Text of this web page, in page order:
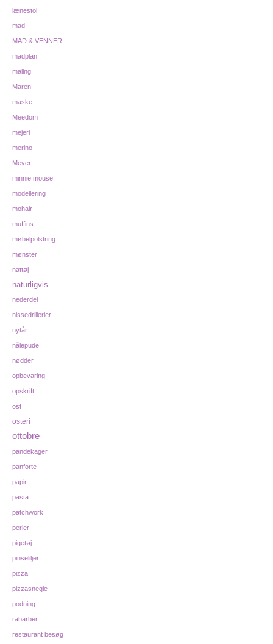
lænestol
mad
MAD & VENNER
madplan
maling
Maren
maske
Meedom
mejeri
merino
Meyer
minnie mouse
modellering
mohair
muffins
møbelpolstring
mønster
nattøj
naturligvis
nederdel
nissedrillerier
nytår
nålepude
nødder
opbevaring
opskrift
ost
osteri
ottobre
pandekager
panforte
papir
pasta
patchwork
perler
pigetøj
pinseliljer
pizza
pizzasnegle
podning
rabarber
restaurant besøg